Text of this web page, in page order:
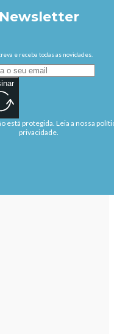
Newsletter
e receba todas as novidades.
está protegida. Leia a nossa
privacidade.